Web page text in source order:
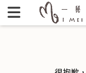
秘媺I Mei Love: 愛美